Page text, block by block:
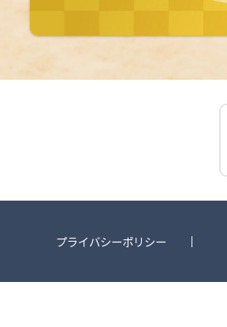
プライバシーポリシー